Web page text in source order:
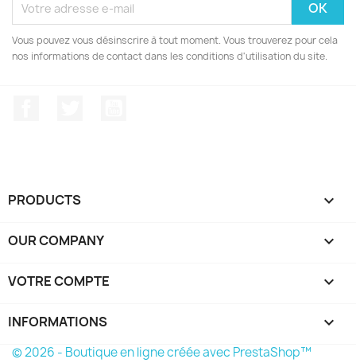
Vous pouvez vous désinscrire à tout moment. Vous trouverez pour cela
nos informations de contact dans les conditions d'utilisation du site.
PRODUCTS 
OUR COMPANY 
VOTRE COMPTE 
INFORMATIONS keyboard_arrow_down
© 2026 - Boutique en ligne créée avec PrestaShop™